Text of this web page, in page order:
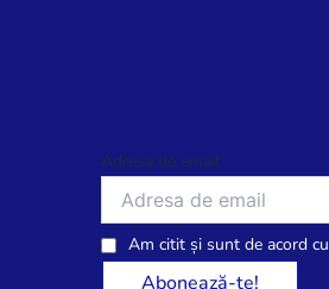
Adresa de email
Am citit și sunt de acord cu